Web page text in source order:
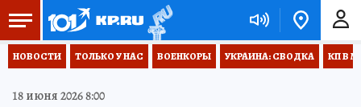
НОВОСТИ ТОЛЬКО У НАС ВОЕНКОРЫ УКРАИНА: СВОДКА КП В
18 июня 2026 8:00